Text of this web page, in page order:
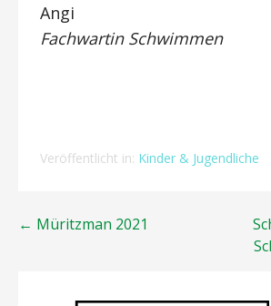
Angi
Fachwartin Schwimmen
Veröffentlicht in: Kinder & Jugendliche
Beitragsnavigation
← Müritzman 2021